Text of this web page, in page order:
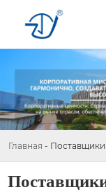
Главная -